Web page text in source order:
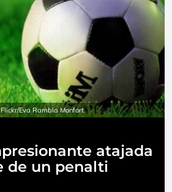
Eva Rambla Monfort
atajada
de un penalti